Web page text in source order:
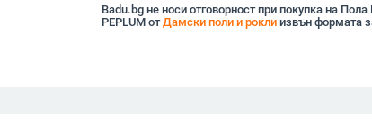
Badu.bg не носи отговорност при покупка на Пола
PEPLUM отДамски поли и роклиизвън формата